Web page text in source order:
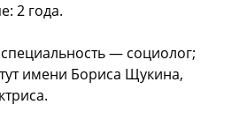
2 года.
— социолог;
имени Бориса Щукина,